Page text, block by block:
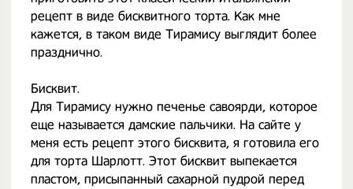
рецепт в виде бисквитного торта. Как мне
кажется, в таком виде Тирамису выглядит более
празднично.
Бисквит.
Для Тирамису нужно печенье савоярди, которое
еще называется дамские пальчики. На сайте у
меня есть рецепт этого бисквита, я готовила его
для торта Шарлотт. Этот бисквит выпекается
пластом, присыпанный сахарной пудрой перед